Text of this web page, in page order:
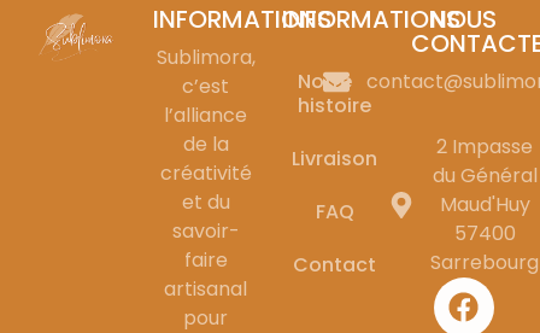
INFORMATIONS
Sublimora,
c’est
l’alliance
de la
créativité
et du
savoir-
faire
artisanal
pour
INFORMATIONS
Notre
histoire
Livraison
FAQ
Contact
NOUS
2 Impasse
du Général
Maud'Huy
57400
Sarrebourg